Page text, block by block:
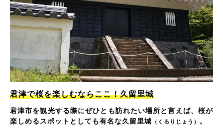
君津で桜を楽しむならここ！久留里城
君津市を観光する際にぜひとも訪れたい場所と言えば、桜が
楽しめるスポットとしても有名な久留里城 （くるりじょう） 。